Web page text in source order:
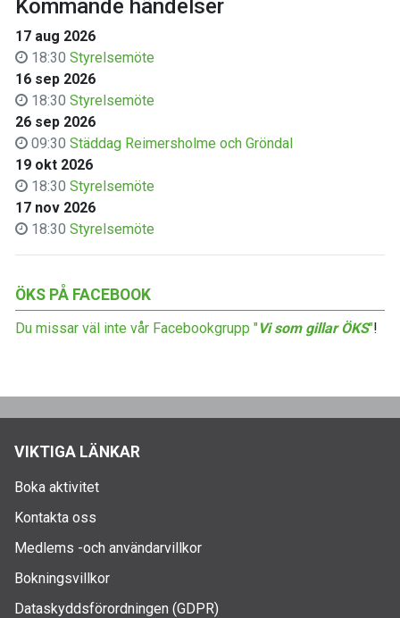
Kommande händelser
17 aug 2026
18:30 Styrelsemöte
16 sep 2026
18:30 Styrelsemöte
26 sep 2026
09:30 Städdag Reimersholme och Gröndal
19 okt 2026
18:30 Styrelsemöte
17 nov 2026
18:30 Styrelsemöte
ÖKS PÅ FACEBOOK
Du missar väl inte vår Facebookgrupp "Vi som gillar ÖKS"!
VIKTIGA LÄNKAR
Boka aktivitet
Kontakta oss
Medlems -och användarvillkor
Bokningsvillkor
Dataskyddsförordningen (GDPR)